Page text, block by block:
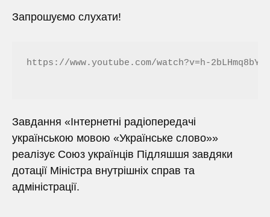
Запрошуємо слухати!
https://www.youtube.com/watch?v=h-2bLHmq8bY
Завдання «Інтернетні радіопередачі
українською мовою «Українське слово»»
реалізує Союз українців Підляшшя завдяки
дотації Міністра внутрішніх справ та
адміністрації.